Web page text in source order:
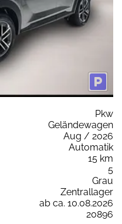
Pkw
Geländewagen
Aug / 2026
Automatik
15 km
5
Grau
Zentrallager
ab ca. 10.08.2026
20896